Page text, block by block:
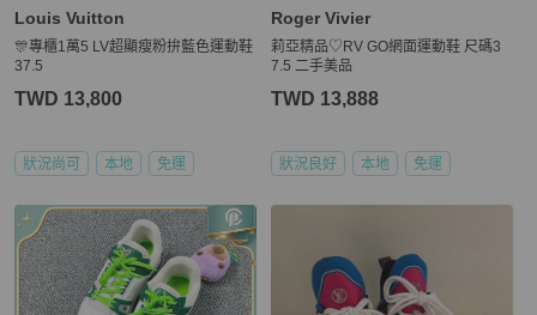
Louis Vuitton
🎊專櫃1萬5 LV超顯瘦粉拚藍色運動鞋
37.5
TWD 13,800
狀況尚可 本地 免運
Roger Vivier
莉亞精品♡RV GO網面運動鞋 尺碼3
7.5 二手美品
TWD 13,888
狀況良好 本地 免運